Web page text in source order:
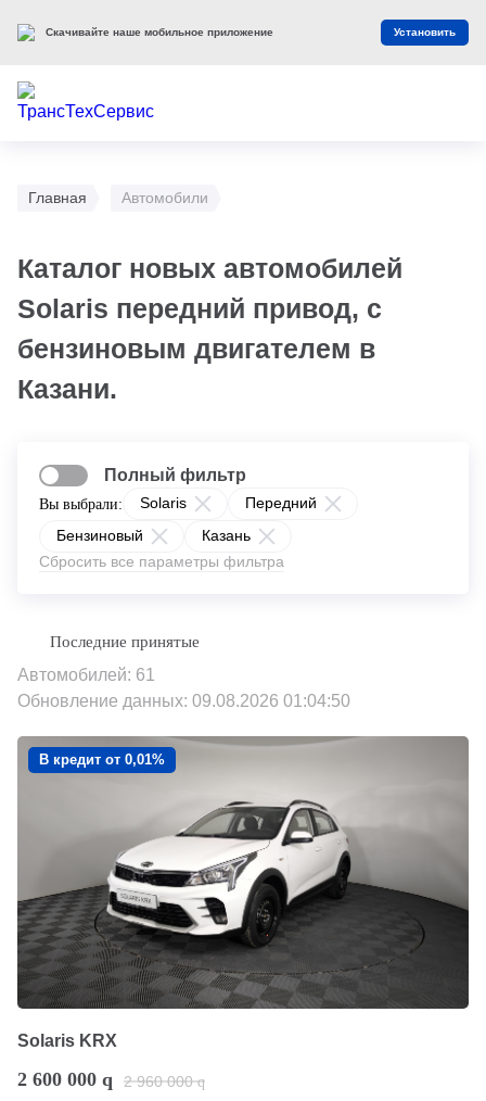
Главная Автомобили
Каталог новых автомобилей
Solaris передний привод, с
бензиновым двигателем в
Казани.
Вы выбрали: Solaris
Передний
Бензиновый
Казань
Сбросить все параметры фильтра
Полный фильтр
Автомобилей: 61
Обновление данных: 09.08.2026 01:04:50
В кредит от 0,01%
Solaris KRX
2 600 000 q 2 960 000 q
Скачивайте наше мобильное приложение Установить